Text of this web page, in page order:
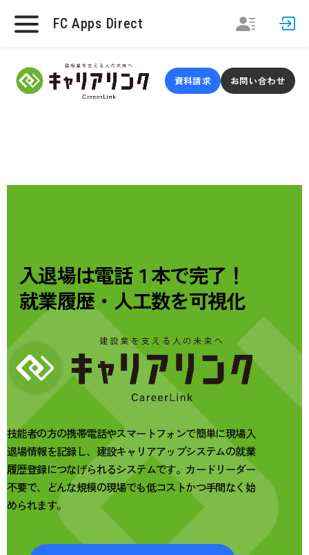
FC Apps Direct
資料請求 お問い合わせ
入退場は電話１本で完了！
就業履歴・人工数を可視化
技能者の方の携帯電話やスマートフォンで簡単に現場入
退場情報を記録し、建設キャリアアップシステムの就業
履歴登録につなげられるシステムです。カードリーダー
不要で、どんな規模の現場でも低コストかつ手間なく始
められます。